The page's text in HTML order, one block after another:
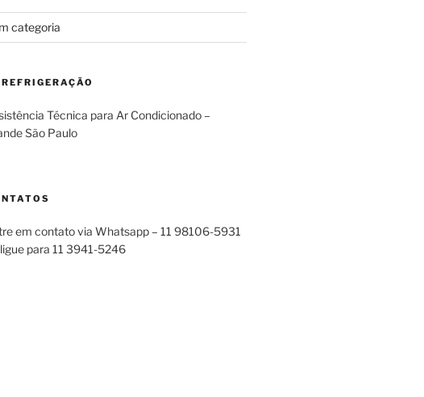
categoria
Técnica para Ar Condicionado –
São Paulo
em contato via Whatsapp – 11 98106-5931
para 11 3941-5246